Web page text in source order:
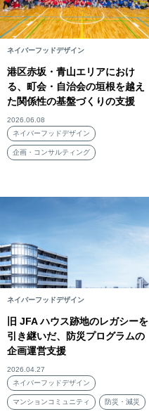
ネイバーフッドデザイン
港区赤坂・青山エリアにおけ
る、町会・自治会の垣根を越え
た関係性の基盤づくりの支援
2026.06.08
ネイバーフッドデザイン
企画・コンサルティング
ネイバーフッドデザイン
旧 JFA ハウス跡地のレガシーを
引き継いだ、防災プログラムの
企画運営支援
2026.04.27
ネイバーフッドデザイン
マンションコミュニティ 防災・減災